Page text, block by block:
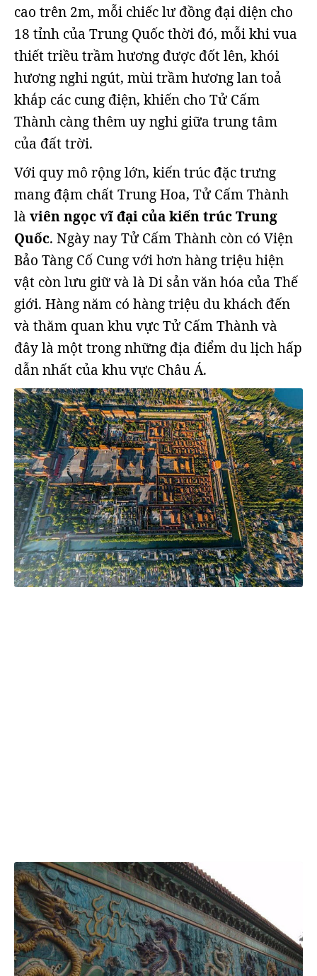
cao trên 2m, mỗi chiếc lư đồng đại diện cho
18 tỉnh của Trung Quốc thời đó, mỗi khi vua
thiết triều trầm hương được đốt lên, khói
hương nghi ngút, mùi trầm hương lan toả
khắp các cung điện, khiến cho Tử Cấm
Thành càng thêm uy nghi giữa trung tâm
của đất trời.
Với quy mô rộng lớn, kiến trúc đặc trưng
mang đậm chất Trung Hoa, Tử Cấm Thành
là viên ngọc vĩ đại của kiến trúc Trung
Quốc. Ngày nay Tử Cấm Thành còn có Viện
Bảo Tàng Cố Cung với hơn hàng triệu hiện
vật còn lưu giữ và là Di sản văn hóa của Thế
giới. Hàng năm có hàng triệu du khách đến
và thăm quan khu vực Tử Cấm Thành và
đây là một trong những địa điểm du lịch hấp
dẫn nhất của khu vực Châu Á.